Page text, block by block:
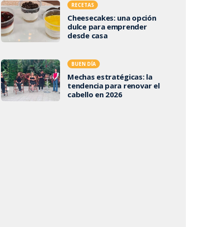
RECETAS
Cheesecakes: una opción
dulce para emprender
desde casa
BUEN DÍA
Mechas estratégicas: la
tendencia para renovar el
cabello en 2026